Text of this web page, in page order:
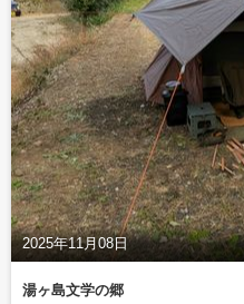
2025年11月08日
湯ヶ島文学の郷